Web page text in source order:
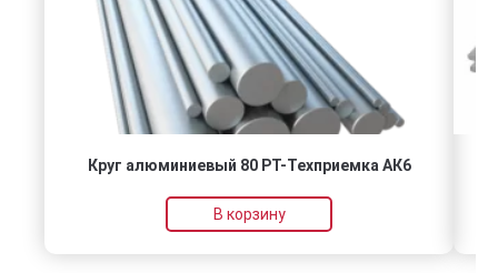
Круг алюминиевый 80 РТ-Техприемка АК6
В корзину